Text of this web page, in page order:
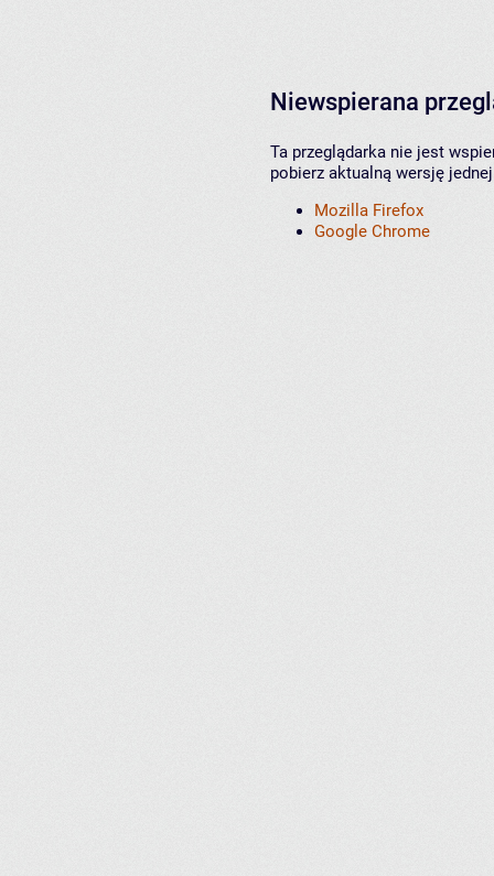
Niewspierana
Ta przeglądarka nie jest
pobierz aktualną wersję
Mozilla Firefox
Google Chrome